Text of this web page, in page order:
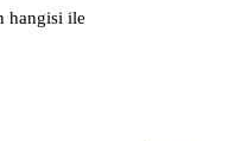
hangisi ile